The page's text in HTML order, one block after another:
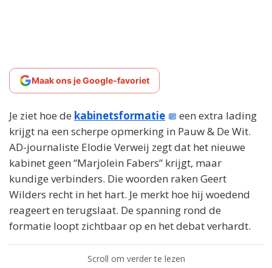
Maak ons je Google-favoriet
Je ziet hoe de kabinetsformatie
een extra lading
krijgt na een scherpe opmerking in Pauw & De Wit.
AD-journaliste Elodie Verweij zegt dat het nieuwe
kabinet geen “Marjolein Fabers” krijgt, maar
kundige verbinders. Die woorden raken Geert
Wilders recht in het hart. Je merkt hoe hij woedend
reageert en terugslaat. De spanning rond de
formatie loopt zichtbaar op en het debat verhardt.
Scroll om verder te lezen